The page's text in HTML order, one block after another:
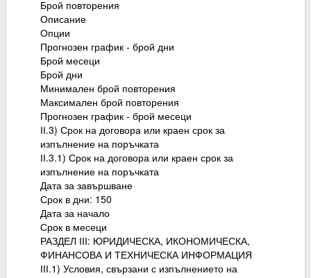
Брой повторения
Описание
Опции
Прогнозен график - брой дни
Брой месеци
Брой дни
Минимален брой повторения
Максимален брой повторения
Прогнозен график - брой месеци
ІІ.3) Срок на договора или краен срок за
изпълнение на поръчката
ІІ.3.1) Срок на договора или краен срок за
изпълнение на поръчката
Дата за завършване
Срок в дни: 150
Дата за начало
Срок в месеци
РАЗДЕЛ ІІІ: ЮРИДИЧЕСКА, ИКОНОМИЧЕСКА,
ФИНАНСОВА И ТЕХНИЧЕСКА ИНФОРМАЦИЯ
ІІІ.1) Условия, свързани с изпълнението на